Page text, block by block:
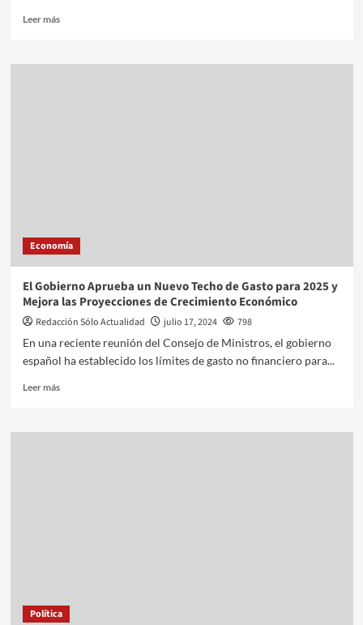
Leer más
Economía
El Gobierno Aprueba un Nuevo Techo de Gasto para 2025 y
Mejora las Proyecciones de Crecimiento Económico
Redacción Sólo Actualidad julio 17, 2024
798
En una reciente reunión del Consejo de Ministros, el gobierno
español ha establecido los límites de gasto no financiero para...
Leer más
Política